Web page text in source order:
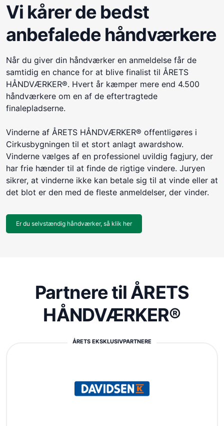
Vi kårer de bedst
anbefalede håndværkere
Når du giver din håndværker en anmeldelse får de
samtidig en chance for at blive finalist til ÅRETS
HÅNDVÆRKER®. Hvert år kæmper mere end 4.500
håndværkere om en af de eftertragtede
finalepladserne.
Vinderne af ÅRETS HÅNDVÆRKER® offentligøres i
Cirkusbygningen til et stort anlagt awardshow.
Vinderne vælges af en professionel uvildig fagjury, der
har frie hænder til at finde de rigtige vindere. Juryen
sikrer, at vinderne ikke kan betale sig til at vinde eller at
det blot er den med de fleste anmeldelser, der vinder.
Er du selvstændig håndværker, så klik her
Partnere til ÅRETS
HÅNDVÆRKER®
ÅRETS EKSKLUSIVPARTNERE